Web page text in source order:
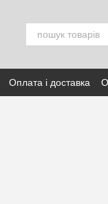
Оплата і доставка